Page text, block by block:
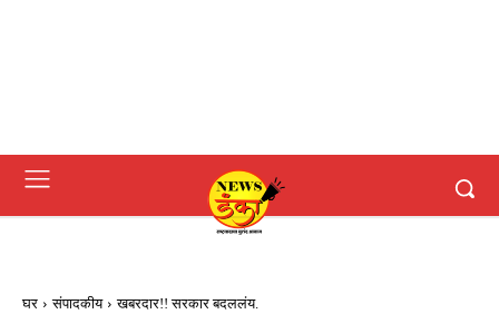
घर संपादकीय खबरदार!! सरकार बदललंय.